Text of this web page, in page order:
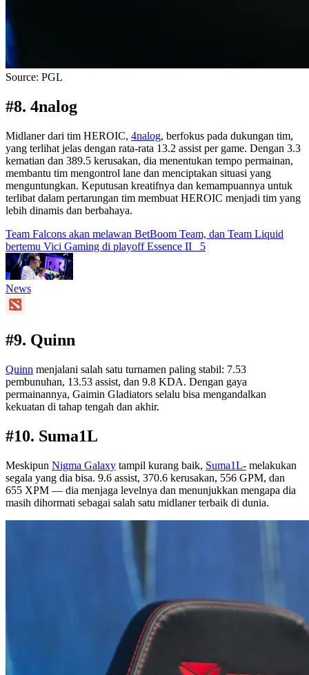
Source: PGL
#8. 4nalog
Midlaner dari tim HEROIC, 4nalog, berfokus pada dukungan tim,
yang terlihat jelas dengan rata-rata 13.2 assist per game. Dengan 3.3
kematian dan 389.5 kerusakan, dia menentukan tempo permainan,
membantu tim mengontrol lane dan menciptakan situasi yang
menguntungkan. Keputusan kreatifnya dan kemampuannya untuk
terlibat dalam pertarungan tim membuat HEROIC menjadi tim yang
lebih dinamis dan berbahaya.
Team Falcons akan melawan BetBoom Team, dan Team Liquid
bertemu Vici Gaming di playoff Essence II 5
News
#9. Quinn
Quinn menjalani salah satu turnamen paling stabil: 7.53
pembunuhan, 13.53 assist, dan 9.8 KDA. Dengan gaya
permainannya, Gaimin Gladiators selalu bisa mengandalkan
kekuatan di tahap tengah dan akhir.
#10. Suma1L
Meskipun Nigma Galaxy tampil kurang baik, Suma1L- melakukan
segala yang dia bisa. 9.6 assist, 370.6 kerusakan, 556 GPM, dan
655 XPM — dia menjaga levelnya dan menunjukkan mengapa dia
masih dihormati sebagai salah satu midlaner terbaik di dunia.